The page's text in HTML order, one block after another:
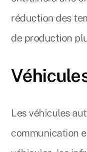
réduction des
de production
Les véhicules
communication